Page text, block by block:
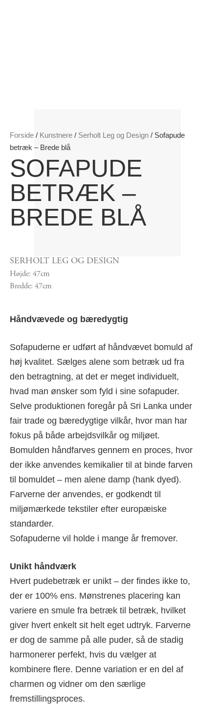
Forside / Kunstnere / Serholt Leg og Design / Sofapude
betræk – Brede blå
SOFAPUDE
BETRÆK –
BREDE BLÅ
SERHOLT LEG OG DESIGN
Højde: 47cm
Bredde: 47cm
Håndvævede og bæredygtig
Sofapuderne er udført af håndvævet bomuld af
høj kvalitet. Sælges alene som betræk ud fra
den betragtning, at det er meget individuelt,
hvad man ønsker som fyld i sine sofapuder.
Selve produktionen foregår på Sri Lanka under
fair trade og bæredygtige vilkår, hvor man har
fokus på både arbejdsvilkår og miljøet.
Bomulden håndfarves gennem en proces, hvor
der ikke anvendes kemikalier til at binde farven
til bomuldet – men alene damp (hank dyed).
Farverne der anvendes, er godkendt til
miljømærkede tekstiler efter europæiske
standarder.
Sofapuderne vil holde i mange år fremover.
Unikt håndværk
Hvert pudebetræk er unikt – der findes ikke to,
der er 100% ens. Mønstrenes placering kan
variere en smule fra betræk til betræk, hvilket
giver hvert enkelt sit helt eget udtryk. Farverne
er dog de samme på alle puder, så de stadig
harmonerer perfekt, hvis du vælger at
kombinere flere. Denne variation er en del af
charmen og vidner om den særlige
fremstillingsproces.